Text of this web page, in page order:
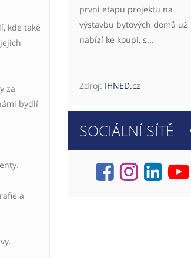
kde také
za
bydlí
a
první etapu projektu na
výstavbu bytových domů už
nabízí ke koupi, s...
Zdroj: IHNED.cz
SOCIÁLNÍ SÍTĚ